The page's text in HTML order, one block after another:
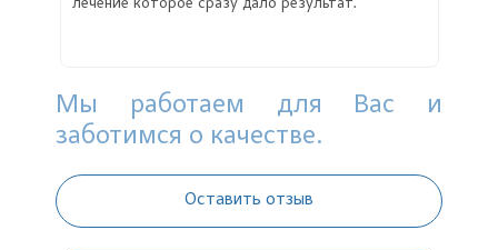
лечение которое сразу дало результат.
Мы работаем для Вас и
заботимся о качестве.
Оставить отзыв